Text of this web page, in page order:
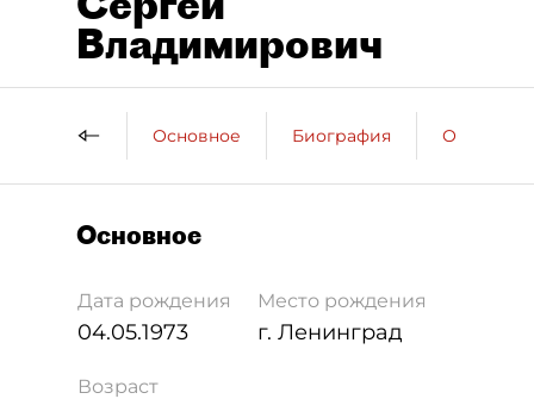
Владимирович
Основное Биография
Основное
Дата рождения
04.05.1973
Место рождения
г. Ленинград
Возраст